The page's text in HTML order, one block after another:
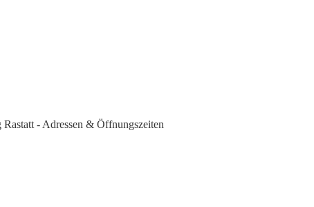
- Adressen & Öffnungszeiten